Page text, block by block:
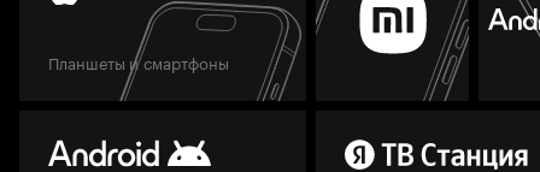
Планшеты и смартфоны